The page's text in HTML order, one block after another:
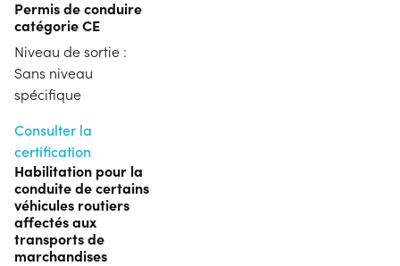
Permis de conduire
catégorie CE
Niveau de sortie :
Sans niveau
spécifique
Consulter la
certification
Habilitation pour la
conduite de certains
véhicules routiers
affectés aux
transports de
marchandises